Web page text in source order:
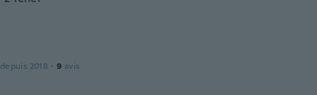
2018 · 9 avis